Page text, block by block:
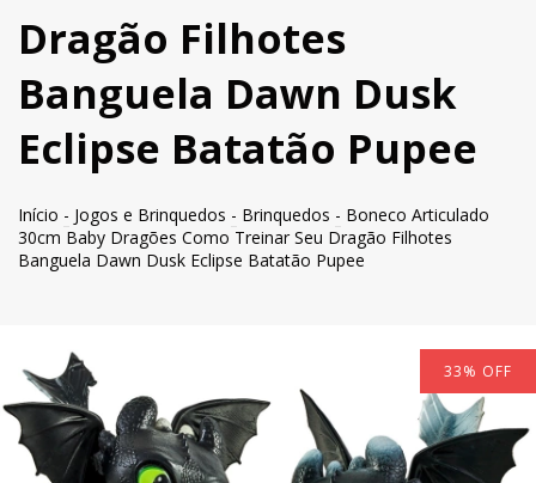
Dragão Filhotes
Banguela Dawn Dusk
Eclipse Batatão Pupee
Início - Jogos e Brinquedos - Brinquedos - Boneco Articulado
30cm Baby Dragões Como Treinar Seu Dragão Filhotes
Banguela Dawn Dusk Eclipse Batatão Pupee
33% OFF